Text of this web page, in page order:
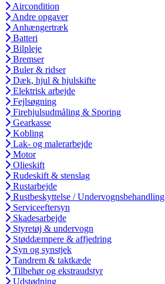
Aircondition
Andre opgaver
Anhængertræk
Batteri
Bilpleje
Bremser
Buler & ridser
Dæk, hjul & hjulskifte
Elektrisk arbejde
Fejlsøgning
Firehjulsudmåling & Sporing
Gearkasse
Kobling
Lak- og malerarbejde
Motor
Olieskift
Rudeskift & stenslag
Rustarbejde
Rustbeskyttelse / Undervognsbehandling
Serviceeftersyn
Skadesarbejde
Styretøj & undervogn
Støddæmpere & affjedring
Syn og synstjek
Tandrem & taktkæde
Tilbehør og ekstraudstyr
Udstødning